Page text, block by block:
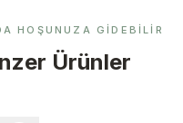
HOŞUNUZA GIDEBILIR
Ürünler